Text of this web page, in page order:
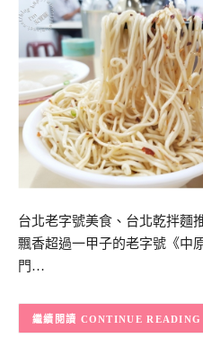
台北老字號美食、台北乾拌麵
飄香超過一甲子的老字號《中
門…
CONTINUE READING